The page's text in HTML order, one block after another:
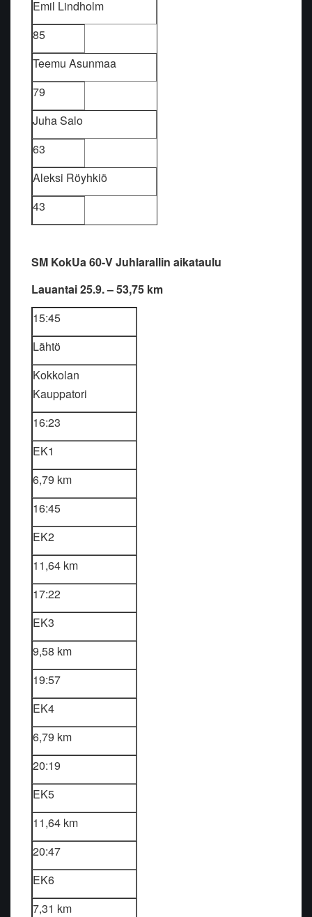
Emil Lindholm
85
Teemu Asunmaa
79
Juha Salo
63
Aleksi Röyhkiö
43
SM KokUa 60-V Juhlarallin aikataulu
Lauantai 25.9. – 53,75 km
15:45
Lähtö
Kokkolan
Kauppatori
16:23
EK1
6,79 km
16:45
EK2
11,64 km
17:22
EK3
9,58 km
19:57
EK4
6,79 km
20:19
EK5
11,64 km
20:47
EK6
7,31 km